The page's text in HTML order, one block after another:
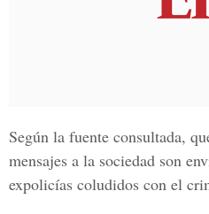
Según la fuente consultada,
mensajes a la sociedad son
expolicías coludidos con el